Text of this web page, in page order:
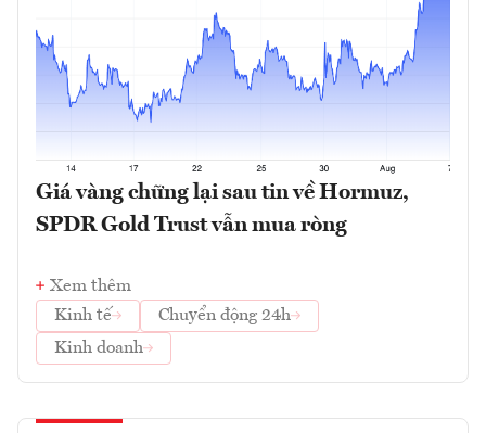
Giá vàng chững lại sau tin về Hormuz,
SPDR Gold Trust vẫn mua ròng
Xem thêm
Kinh tế
Chuyển động 24h
Kinh doanh